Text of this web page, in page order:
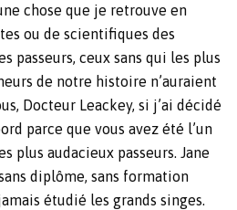
chose que je retrouve en
ou de scientifiques des
passeurs, ceux sans qui les plus
de notre histoire n’auraient
Docteur Leackey, si j’ai décidé
parce que vous avez été l’un
plus audacieux passeurs. Jane
diplôme, sans formation
étudié les grands singes.